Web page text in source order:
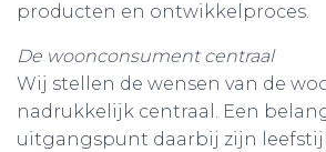
producten en ontwikkelproces.
De woonconsument centraal
Wij stellen de wensen van de
nadrukkelijk centraal. Een
uitgangspunt daarbij zijn